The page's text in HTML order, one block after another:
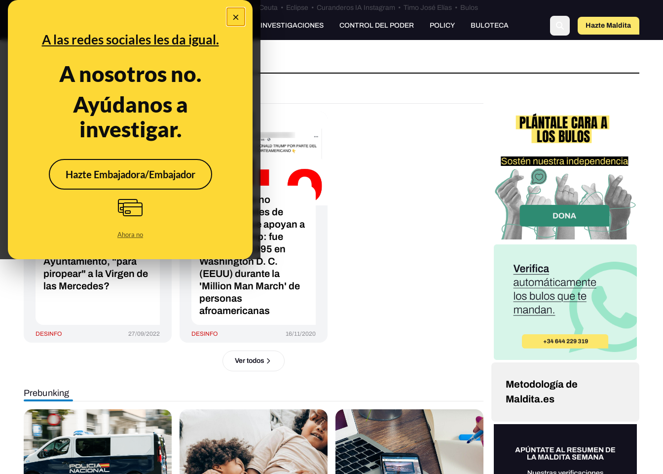
×
A las redes sociales les da igual.
A nosotros no.
Ayúdanos a
investigar.
Hazte Embajadora/Embajador
Ahora no
Especial Ceuta•Bulos Ceuta • Eclipse • Curanderos IA Instagram • Timo José Elías • Bulos
PREBUNKING INVESTIGACIONES CONTROL DEL PODER POLICY BULOTECA Hazte Maldita
concentración
¿Qué sabemos sobre la
supuesta quedada del
no se calla" del próximo
Ayuntamiento, "para
piropear" a la Virgen de
las Mercedes?
DESINFO 27/09/2022
No, esta foto no
muestra a miles de
personas que apoyan a
Donald Trump: fue
tomada en 1995 en
Washington D. C.
(EEUU) durante la
'Million Man March' de
personas
afroamericanas
DESINFO 16/11/2020
Ver todos
Prebunking
Metodología de
Maldita.es